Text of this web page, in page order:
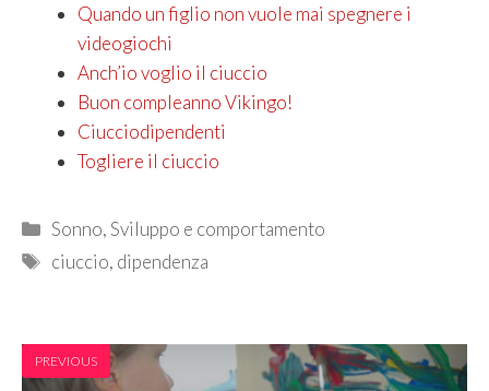
Quando un figlio non vuole mai spegnere i
videogiochi
Anch’io voglio il ciuccio
Buon compleanno Vikingo!
Ciucciodipendenti
Togliere il ciuccio
Categories
Sonno,Sviluppo e comportamento
Tags
ciuccio, dipendenza
PREVIOUS